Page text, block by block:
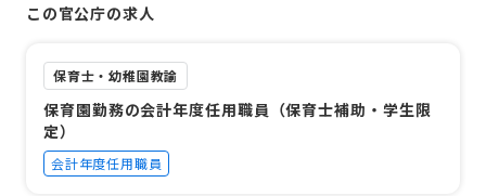
この官公庁の求人
保育士・幼稚園教諭
保育園勤務の会計年度任用職員（保育士補助・学生限
定）
会計年度任用職員